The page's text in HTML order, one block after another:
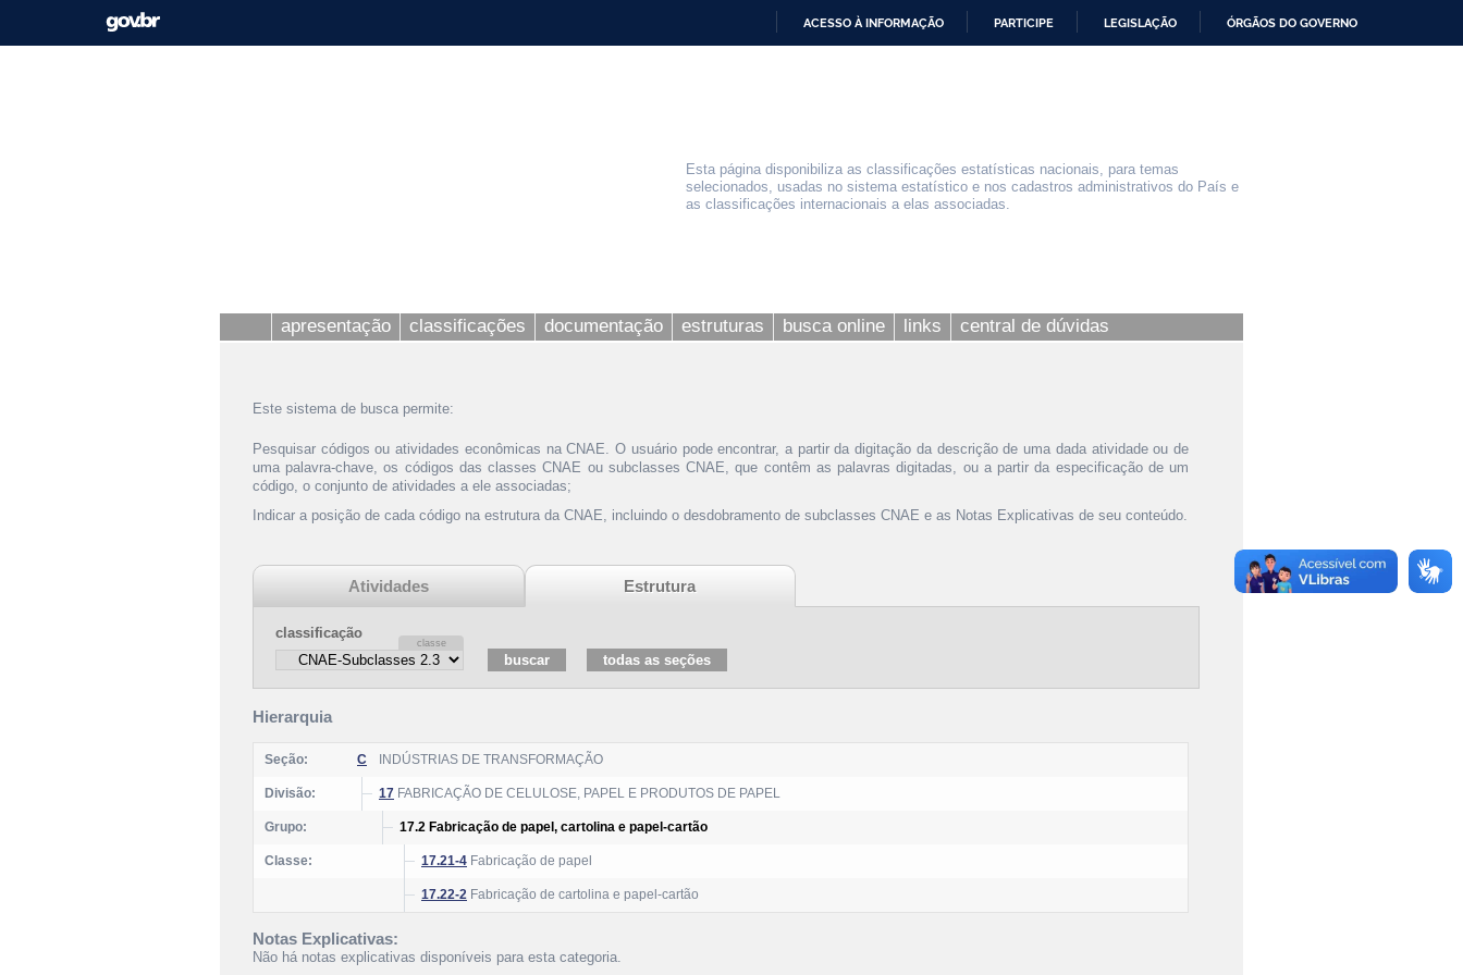
ACESSO À INFORMAÇÃO PARTICIPE LEGISLAÇÃO ÓRGÃOS DO GOVERNO
Esta página disponibiliza as classificações estatísticas nacionais, para temas
selecionados, usadas no sistema estatístico e nos cadastros administrativos do País e
as classificações internacionais a elas associadas.
apresentação classificações documentação estruturas busca online links central de dúvidas
Este sistema de busca permite:
Pesquisar códigos ou atividades econômicas na CNAE. O usuário pode encontrar, a partir da digitação da descrição de uma dada atividade ou de
uma palavra-chave, os códigos das classes CNAE ou subclasses CNAE, que contêm as palavras digitadas, ou a partir da especificação de um
código, o conjunto de atividades a ele associadas;
Indicar a posição de cada código na estrutura da CNAE, incluindo o desdobramento de subclasses CNAE e as Notas Explicativas de seu conteúdo.
Atividades Estrutura
classificação
Hierarquia
Seção: C INDÚSTRIAS DE TRANSFORMAÇÃO
Divisão: 17 FABRICAÇÃO DE CELULOSE, PAPEL E PRODUTOS DE PAPEL
Grupo: 17.2 Fabricação de papel, cartolina e papel-cartão
Classe: 17.21-4 Fabricação de papel
17.22-2 Fabricação de cartolina e papel-cartão
Notas Explicativas:
Não há notas explicativas disponíveis para esta categoria.